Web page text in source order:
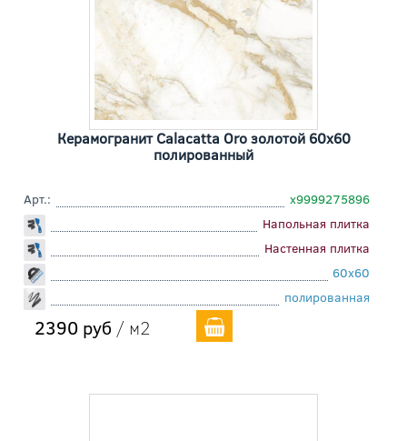
Керамогранит Calacatta Oro золотой 60x60
полированный
Арт.:
х9999275896
Напольная плитка
Настенная плитка
60x60
полированная
2390 руб / м2